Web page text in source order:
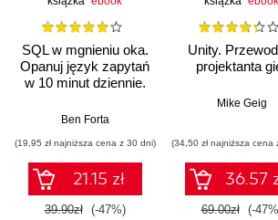
SQL w mgnieniu oka.
Opanuj język zapytań
w 10 minut dziennie.
Ben Forta
(19,95 zł najniższa cena z 30 dni)
21.15 zł
39.90zł (-47%)
Unity.
projektanta
Mike Geig
(34,50 zł najniższa cena
36.57
69.00zł (-